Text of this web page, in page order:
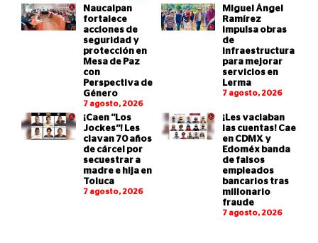
Naucalpan
fortalece
acciones de
seguridad y
protección en
Mesa de Paz
con
Perspectiva de
Género
7 agosto, 2026
Miguel Ángel
Ramírez
impulsa obras
de
infraestructura
para mejorar
servicios en
Lerma
7 agosto, 2026
¡Caen “Los
Jockes”! Les
clavan 70 años
de cárcel por
secuestrar a
madre e hija en
Toluca
7 agosto, 2026
¡Les vaciaban
las cuentas! Cae
en CDMX y
Edoméx banda
de falsos
empleados
bancarios tras
millonario
fraude
7 agosto, 2026